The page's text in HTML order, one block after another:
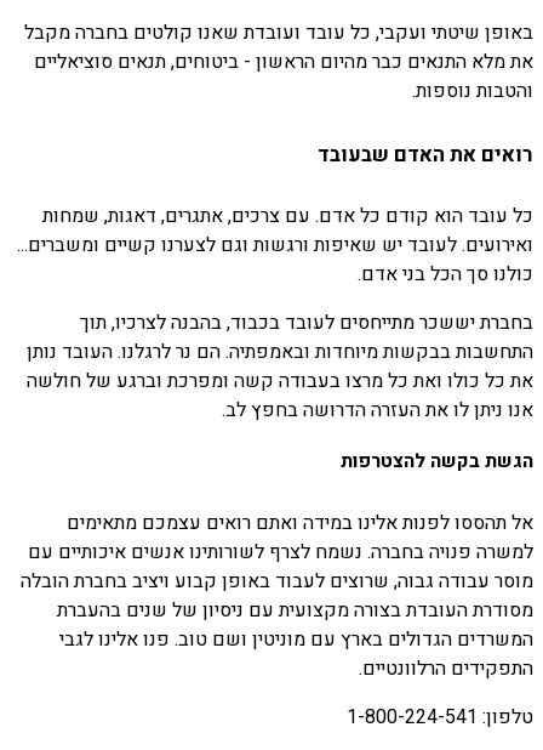
באופן שיטתי ועקבי, כל עובד ועובדת שאנו קולטים בחברה מקבל
את מלא התנאים כבר מהיום הראשון - ביטוחים, תנאים סוציאליים
והטבות נוספות.
רואים את האדם שבעובד
כל עובד הוא קודם כל אדם. עם צרכים, אתגרים, דאגות, שמחות
ואירועים. לעובד יש שאיפות ורגשות וגם לצערנו קשיים ומשברים...
כולנו סך הכל בני אדם.
בחברת יששכר מתייחסים לעובד בכבוד, בהבנה לצרכיו, תוך
התחשבות בבקשות מיוחדות ובאמפתיה. הם נר לרגלנו. העובד נותן
את כל כולו ואת כל מרצו בעבודה קשה ומפרכת וברגע של חולשה
אנו ניתן לו את העזרה הדרושה בחפץ לב.
הגשת בקשה להצטרפות
אל תהססו לפנות אלינו במידה ואתם רואים עצמכם מתאימים
למשרה פנויה בחברה. נשמח לצרף לשורותינו אנשים איכותיים עם
מוסר עבודה גבוה, שרוצים לעבוד באופן קבוע ויציב בחברת הובלה
מסודרת העובדת בצורה מקצועית עם ניסיון של שנים בהעברת
המשרדים הגדולים בארץ עם מוניטין ושם טוב. פנו אלינו לגבי
התפקידים הרלוונטיים.
טלפון: 1-800-224-541